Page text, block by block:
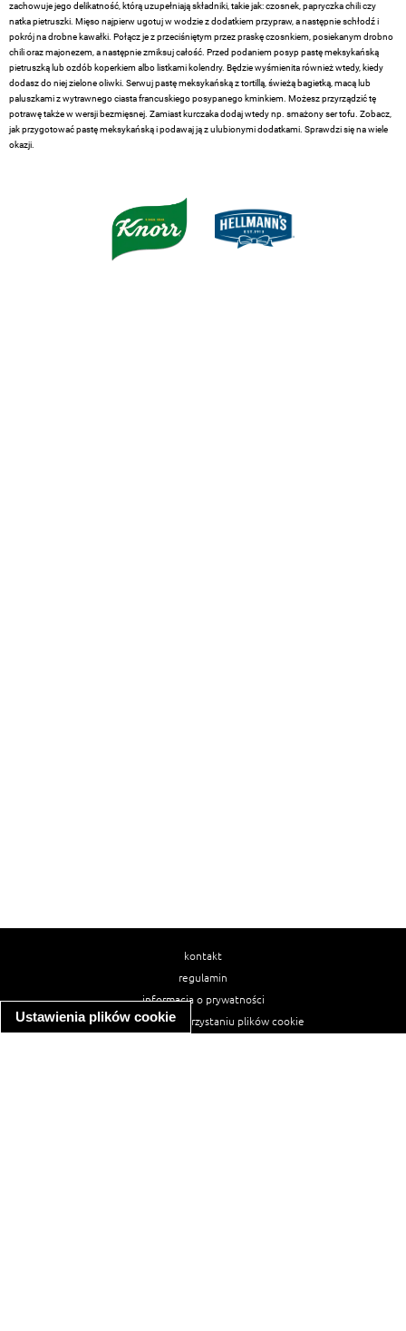
Ustawienia plików cookie
zachowuje jego delikatność, którą uzupełniają składniki, takie jak: czosnek, papryczka chili czy
natka pietruszki. Mięso najpierw ugotuj w wodzie z dodatkiem przypraw, a następnie schłodź i
pokrój na drobne kawałki. Połącz je z przeciśniętym przez praskę czosnkiem, posiekanym drobno
chili oraz majonezem, a następnie zmiksuj całość. Przed podaniem posyp pastę meksykańską
pietruszką lub ozdób koperkiem albo listkami kolendry. Będzie wyśmienita również wtedy, kiedy
dodasz do niej zielone oliwki. Serwuj pastę meksykańską z tortillą, świeżą bagietką, macą lub
paluszkami z wytrawnego ciasta francuskiego posypanego kminkiem. Możesz przyrządzić tę
potrawę także w wersji bezmięsnej. Zamiast kurczaka dodaj wtedy np. smażony ser tofu. Zobacz,
jak przygotować pastę meksykańską i podawaj ją z ulubionymi dodatkami. Sprawdzi się na wiele
okazji.
kontakt
regulamin
informacja o prywatności
informacja o wykorzystaniu plików cookie